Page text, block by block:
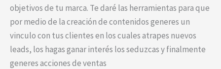
objetivos de tu marca. Te daré las herramientas para que
por medio de la creación de contenidos generes un
vinculo con tus clientes en los cuales atrapes nuevos
leads, los hagas ganar interés los seduzcas y finalmente
generes acciones de ventas